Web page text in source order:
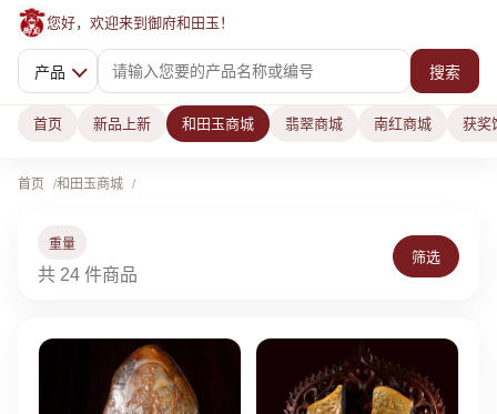
您好，欢迎来到御府和田玉！
产品 搜索
首页 新品上新 和田玉商城 翡翠商城 南红商城 获奖
首页 和田玉商城
重量
共 24 件商品
筛选